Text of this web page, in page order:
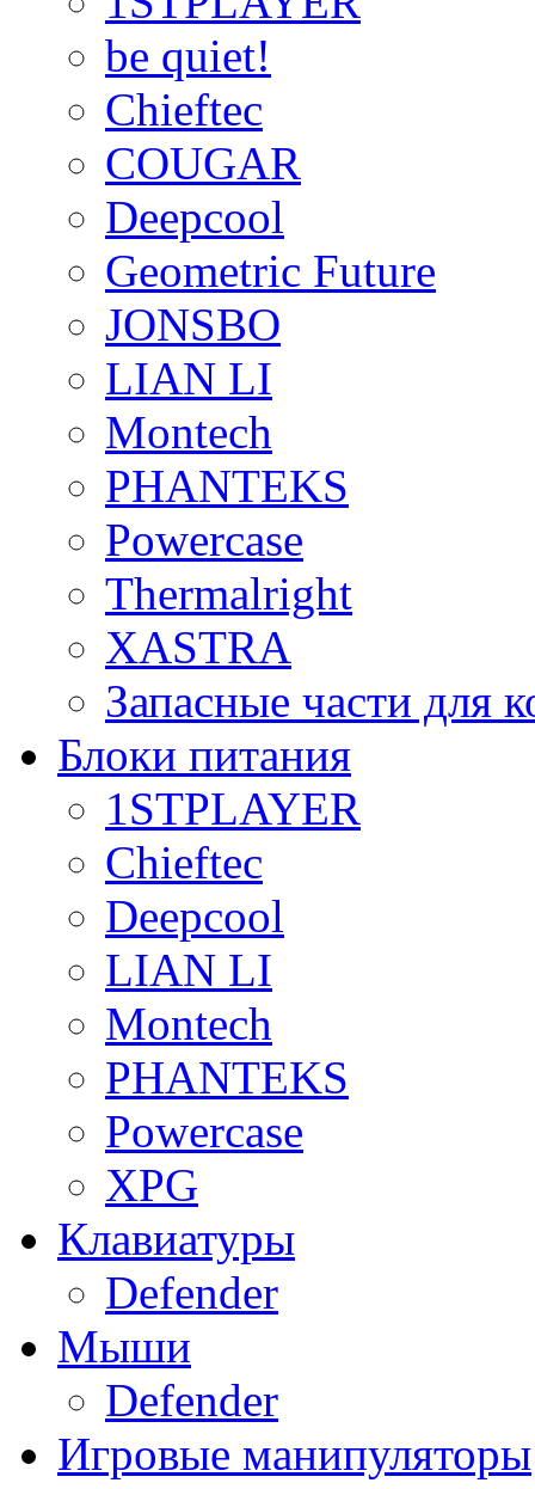
be quiet!
Chieftec
COUGAR
Deepcool
Geometric Future
JONSBO
LIAN LI
Montech
PHANTEKS
Powercase
Thermalright
XASTRA
Запасные части для
Блоки питания
1STPLAYER
Chieftec
Deepcool
LIAN LI
Montech
PHANTEKS
Powercase
XPG
Клавиатуры
Defender
Мыши
Defender
Игровые манипуляторы